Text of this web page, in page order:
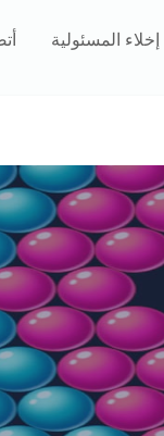
إخلاء المسئولية